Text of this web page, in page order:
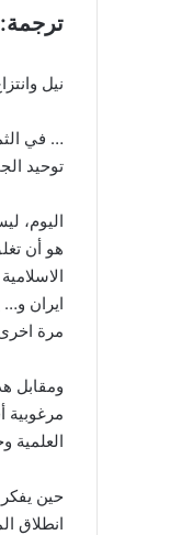
نيل
… في
توحيد
اليوم،
هو أن
ايران
مرة
ومقابل
مرغوبية
العلمية
حين يفكر
انطلاق